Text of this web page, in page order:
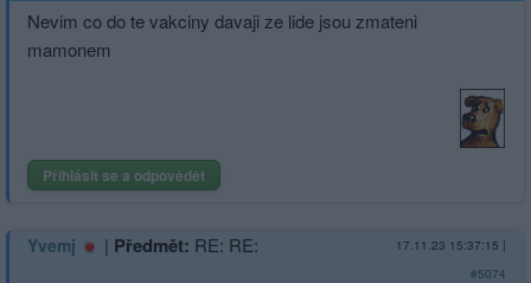
Nevim co do te vakciny davaji ze lide jsou zmateni
mamonem
Přihlásit se a odpovědět
Yvemj | Předmět: RE: RE: 17.11.23 15:37:15 |
#5074